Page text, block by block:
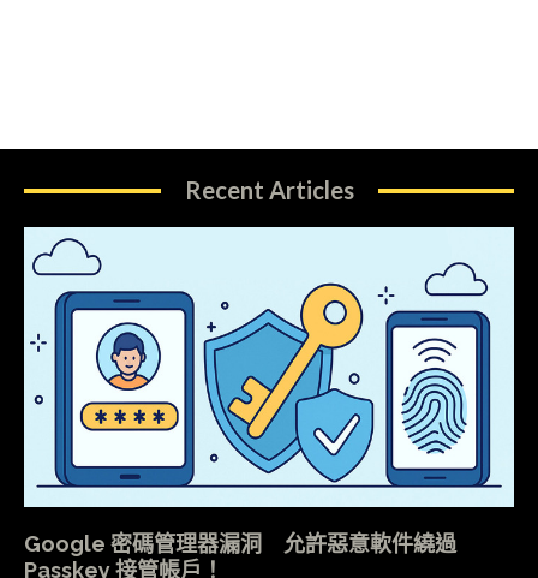
Recent Articles
Google 密碼管理器漏洞 允許惡意軟件繞過
Passkey 接管帳戶！